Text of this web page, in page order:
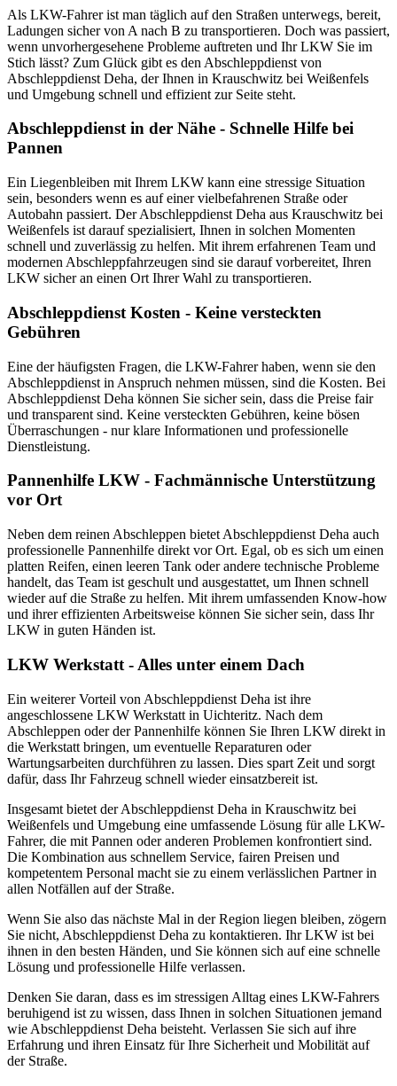
Als LKW-Fahrer ist man täglich auf den Straßen unterwegs, bereit,
Ladungen sicher von A nach B zu transportieren. Doch was passiert,
wenn unvorhergesehene Probleme auftreten und Ihr LKW Sie im
Stich lässt? Zum Glück gibt es den Abschleppdienst von
Abschleppdienst Deha, der Ihnen in Krauschwitz bei Weißenfels
und Umgebung schnell und effizient zur Seite steht.
Abschleppdienst in der Nähe - Schnelle Hilfe bei
Pannen
Ein Liegenbleiben mit Ihrem LKW kann eine stressige Situation
sein, besonders wenn es auf einer vielbefahrenen Straße oder
Autobahn passiert. Der Abschleppdienst Deha aus Krauschwitz bei
Weißenfels ist darauf spezialisiert, Ihnen in solchen Momenten
schnell und zuverlässig zu helfen. Mit ihrem erfahrenen Team und
modernen Abschleppfahrzeugen sind sie darauf vorbereitet, Ihren
LKW sicher an einen Ort Ihrer Wahl zu transportieren.
Abschleppdienst Kosten - Keine versteckten
Gebühren
Eine der häufigsten Fragen, die LKW-Fahrer haben, wenn sie den
Abschleppdienst in Anspruch nehmen müssen, sind die Kosten. Bei
Abschleppdienst Deha können Sie sicher sein, dass die Preise fair
und transparent sind. Keine versteckten Gebühren, keine bösen
Überraschungen - nur klare Informationen und professionelle
Dienstleistung.
Pannenhilfe LKW - Fachmännische Unterstützung
vor Ort
Neben dem reinen Abschleppen bietet Abschleppdienst Deha auch
professionelle Pannenhilfe direkt vor Ort. Egal, ob es sich um einen
platten Reifen, einen leeren Tank oder andere technische Probleme
handelt, das Team ist geschult und ausgestattet, um Ihnen schnell
wieder auf die Straße zu helfen. Mit ihrem umfassenden Know-how
und ihrer effizienten Arbeitsweise können Sie sicher sein, dass Ihr
LKW in guten Händen ist.
LKW Werkstatt - Alles unter einem Dach
Ein weiterer Vorteil von Abschleppdienst Deha ist ihre
angeschlossene LKW Werkstatt in Uichteritz. Nach dem
Abschleppen oder der Pannenhilfe können Sie Ihren LKW direkt in
die Werkstatt bringen, um eventuelle Reparaturen oder
Wartungsarbeiten durchführen zu lassen. Dies spart Zeit und sorgt
dafür, dass Ihr Fahrzeug schnell wieder einsatzbereit ist.
Insgesamt bietet der Abschleppdienst Deha in Krauschwitz bei
Weißenfels und Umgebung eine umfassende Lösung für alle LKW-
Fahrer, die mit Pannen oder anderen Problemen konfrontiert sind.
Die Kombination aus schnellem Service, fairen Preisen und
kompetentem Personal macht sie zu einem verlässlichen Partner in
allen Notfällen auf der Straße.
Wenn Sie also das nächste Mal in der Region liegen bleiben, zögern
Sie nicht, Abschleppdienst Deha zu kontaktieren. Ihr LKW ist bei
ihnen in den besten Händen, und Sie können sich auf eine schnelle
Lösung und professionelle Hilfe verlassen.
Denken Sie daran, dass es im stressigen Alltag eines LKW-Fahrers
beruhigend ist zu wissen, dass Ihnen in solchen Situationen jemand
wie Abschleppdienst Deha beisteht. Verlassen Sie sich auf ihre
Erfahrung und ihren Einsatz für Ihre Sicherheit und Mobilität auf
der Straße.